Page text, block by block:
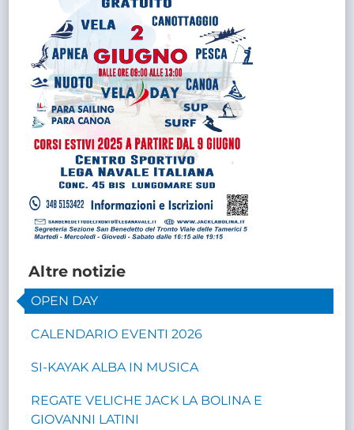
Altre notizie
OPEN DAY
CALENDARIO EVENTI 2026
SI-KAYAK ALBA IN MUSICA
REGATE VELICHE JACK LA BOLINA E
GIOVANNI LATINI